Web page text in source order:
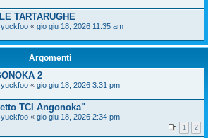
TARTARUGHE
yuckfoo « gio giu 18, 2026 11:35 am
Argomenti
2
yuckfoo « gio giu 18, 2026 3:31 pm
TCI Angonoka"
yuckfoo « gio giu 18, 2026 2:34 pm
1 2